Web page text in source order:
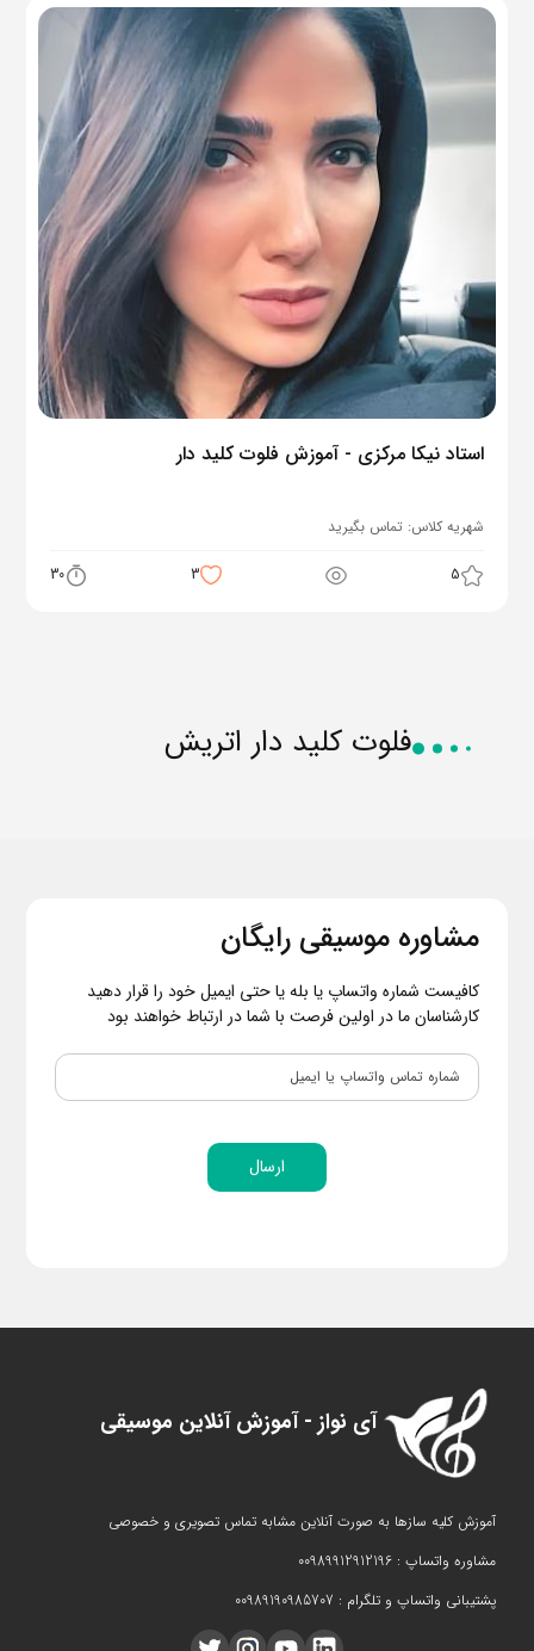
استاد نیکا مرکزی - آموزش فلوت کلید دار
شهریه کلاس: تماس بگیرید
5
3
30
فلوت کلید دار اتریش
مشاوره موسیقی رایگان
کافیست شماره واتساپ یا بله یا حتی ایمیل خود را قرار دهید
کارشناسان ما در اولین فرصت با شما در ارتباط خواهند بود
ارسال
آی نواز - آموزش آنلاین موسیقی
آموزش کلیه سازها به صورت آنلاین مشابه تماس تصویری و خصوصی
مشاوره واتساپ : 00989912912196
پشتیبانی واتساپ و تلگرام : 00989190985707